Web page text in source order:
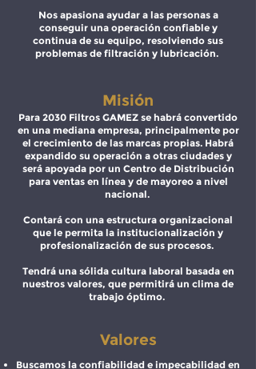
Nos apasiona ayudar a las personas a
conseguir una operación confiable y
continua de su equipo, resolviendo sus
problemas de filtración y lubricación.
Misión
Para 2030 Filtros GAMEZ se habrá convertido
en una mediana empresa, principalmente por
el crecimiento de las marcas propias. Habrá
expandido su operación a otras ciudades y
será apoyada por un Centro de Distribución
para ventas en línea y de mayoreo a nivel
nacional.
Contará con una estructura organizacional
que le permita la institucionalización y
profesionalización de sus procesos.
Tendrá una sólida cultura laboral basada en
nuestros valores, que permitirá un clima de
trabajo óptimo.
Valores
Buscamos la confiabilidad e impecabilidad en